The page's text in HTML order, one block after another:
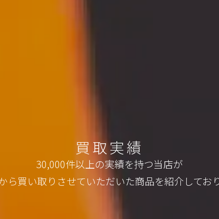
買取実績
30,000件以上の実績を持つ当店が
ら買い取りさせていただいた商品を紹介してお